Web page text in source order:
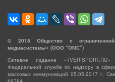
© 2018 Общество с ограниченной
медиасистемы» (ООО “ОМС”)
Сетевое издание
Федеральной службе по надзору в
массовых коммуникаций 05.05.2017 г.